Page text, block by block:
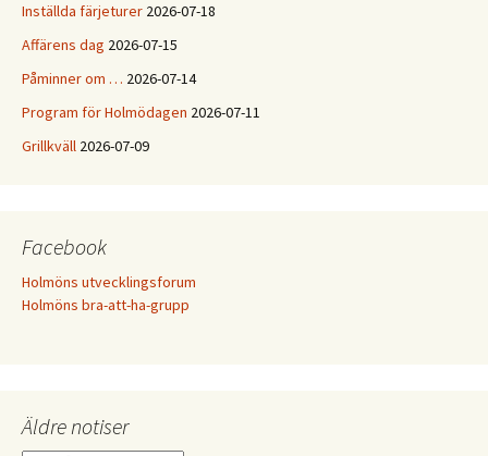
Inställda färjeturer 2026-07-18
Affärens dag 2026-07-15
Påminner om … 2026-07-14
Program för Holmödagen 2026-07-11
Grillkväll 2026-07-09
Facebook
Holmöns utvecklingsforum
Holmöns bra-att-ha-grupp
Äldre notiser